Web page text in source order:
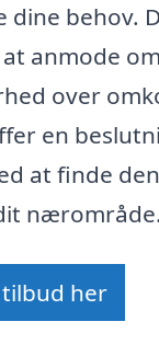
dine behov.
anmode
over
en
at finde
nærområde.
her